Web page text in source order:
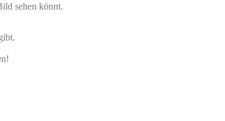
sehen könnt.